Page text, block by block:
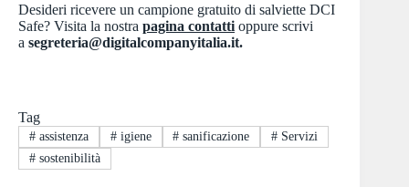
Desideri ricevere un campione gratuito di salviette DCI
Safe? Visita la nostra pagina contatti oppure scrivi
a segreteria@digitalcompanyitalia.it.
Tag
#assistenza #igiene # sanificazione # Servizi
#sostenibilità